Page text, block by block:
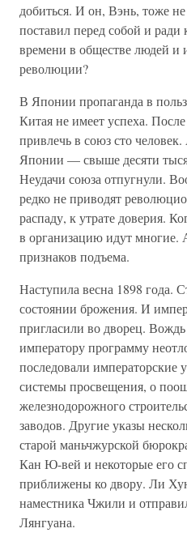
добиться. И он, Вэнь, тоже
поставил перед собой и ради
времени в обществе людей и
революции?
В Японии пропаганда в
Китая не имеет успеха.
привлечь в союз сто
Японии — свыше десяти
Неудачи союза отпугнули.
редко не приводят
распаду, к утрате доверия.
в организацию идут многие.
признаков подъема.
Наступила весна 1898 года.
состоянии брожения. И
пригласили во дворец.
императору программу
последовали императорские
системы просвещения, о
железнодорожного
заводов. Другие указы
старой маньчжурской
Кан Ю-вей и некоторые его
приближены ко двору. Ли
наместника Чжили и
Лянгуана.